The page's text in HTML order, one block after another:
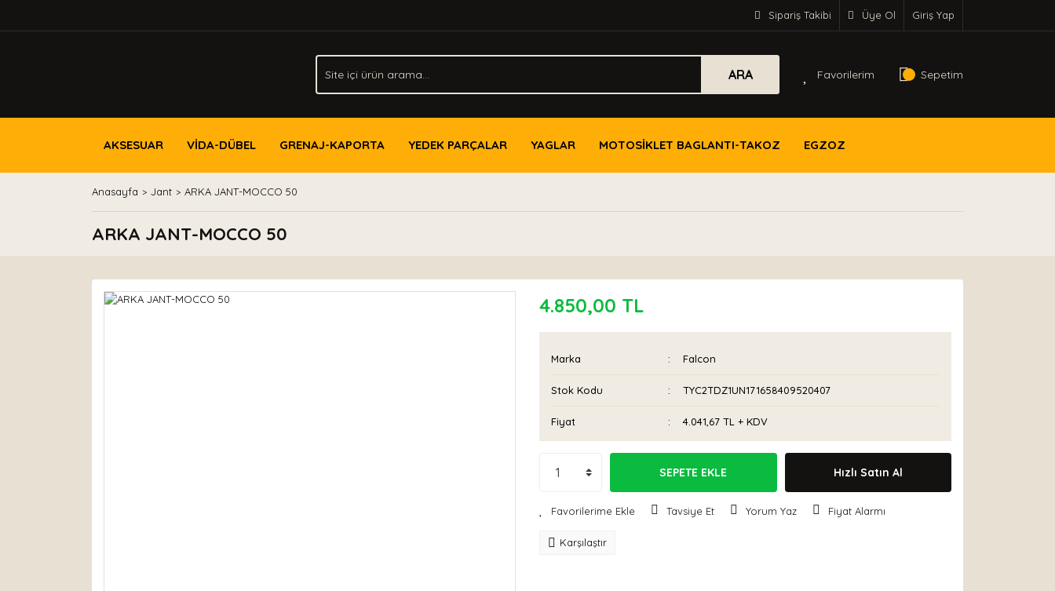
Sipariş Takibi Üye Ol Giriş Yap
ARA Favorilerim Sepetim
AKSESUAR VİDA-DÜBEL GRENAJ-KAPORTA YEDEK PARÇALAR YAGLAR MOTOSİKLET BAGLANTI-TAKOZ EGZOZ
Anasayfa Jant ARKA JANT-MOCCO 50
ARKA JANT-MOCCO 50
4.850,00 TL
Marka Falcon
Stok Kodu TYC2TDZ1UN171658409520407
Fiyat 4.041,67 TL + KDV
SEPETE EKLE Hızlı Satın Al
Tavsiye Et Yorum Yaz Fiyat Alarmı
Karşılaştır